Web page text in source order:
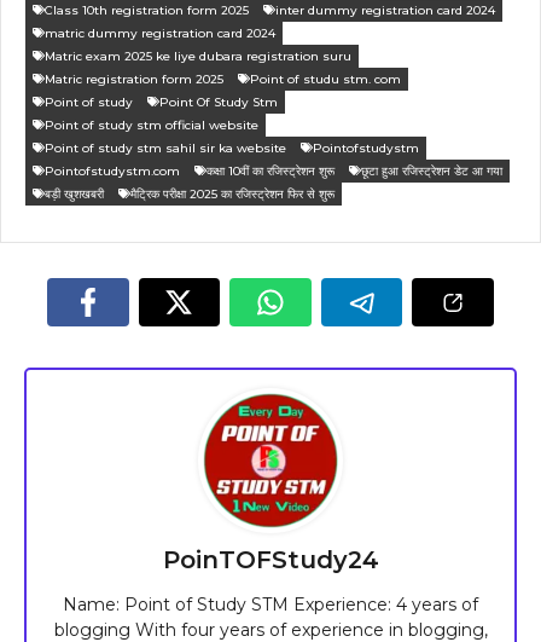
Class 10th registration form 2025
inter dummy registration card 2024
matric dummy registration card 2024
Matric exam 2025 ke liye dubara registration suru
Matric registration form 2025
Point of studu stm. com
Point of study
Point Of Study Stm
Point of study stm official website
Point of study stm sahil sir ka website
Pointofstudystm
Pointofstudystm.com
कक्षा 10वीं का रजिस्ट्रेशन शुरू
छूटा हुआ रजिस्ट्रेशन डेट आ गया
बड़ी खुशखबरी
मैट्रिक परीक्षा 2025 का रजिस्ट्रेशन फिर से शुरू
PoinTOFStudy24
Name: Point of Study STM Experience: 4 years of
blogging With four years of experience in blogging,